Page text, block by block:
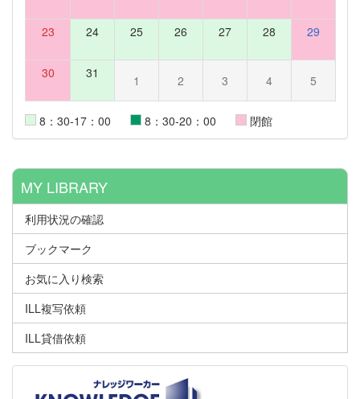
23 24 25 26 27 28 29
30 31 1 2 3 4 5
8：30-17：00 8：30-20：00 閉館
MY LIBRARY
利用状況の確認
ブックマーク
お気に入り検索
ILL複写依頼
ILL貸借依頼